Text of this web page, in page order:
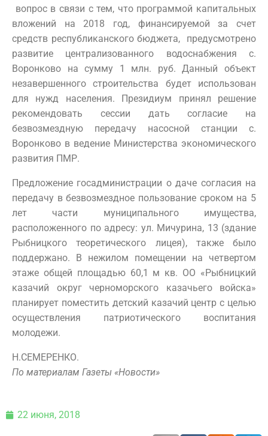
вопрос в связи с тем, что программой капитальных
вложений на 2018 год, финансируемой за счет
средств республиканского бюджета, предусмотрено
развитие централизованного водоснабжения с.
Воронково на сумму 1 млн. руб. Данный объект
незавершенного строительства будет использован
для нужд населения. Президиум принял решение
рекомендовать сессии дать согласие на
безвозмездную передачу насосной станции с.
Воронково в ведение Министерства экономического
развития ПМР.
Предложение госадминистрации о даче согласия на
передачу в безвозмездное пользование сроком на 5
лет части муниципального имущества,
расположенного по адресу: ул. Мичурина, 13 (здание
Рыбницкого теоретического лицея), также было
поддержано. В нежилом помещении на четвертом
этаже общей площадью 60,1 м кв. ОО «Рыбницкий
казачий округ черноморского казачьего войска»
планирует поместить детский казачий центр с целью
осуществления патриотического воспитания
молодежи.
Н.СЕМЕРЕНКО.
По материалам Газеты «Новости»
22 июня, 2018